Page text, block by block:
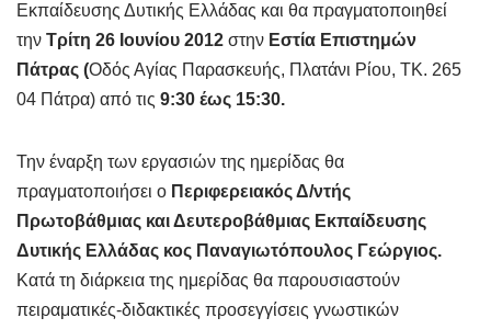
Εκπαίδευσης Δυτικής Ελλάδας και θα πραγματοποιηθεί
την Τρίτη 26 Ιουνίου 2012 στην Εστία Επιστημών
Πάτρας (Οδός Αγίας Παρασκευής, Πλατάνι Ρίου, ΤΚ. 265
04 Πάτρα) από τις 9:30 έως 15:30.
Την έναρξη των εργασιών της ημερίδας θα
πραγματοποιήσει ο Περιφερειακός Δ/ντής
Πρωτοβάθμιας και Δευτεροβάθμιας Εκπαίδευσης
Δυτικής Ελλάδας κος Παναγιωτόπουλος Γεώργιος.
Κατά τη διάρκεια της ημερίδας θα παρουσιαστούν
πειραματικές-διδακτικές προσεγγίσεις γνωστικών